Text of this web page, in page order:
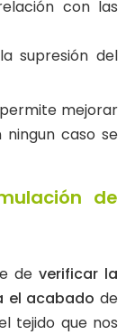
con las
supresión del
mejorar
caso se
de
deverificar la
el acabado de
tejido que nos